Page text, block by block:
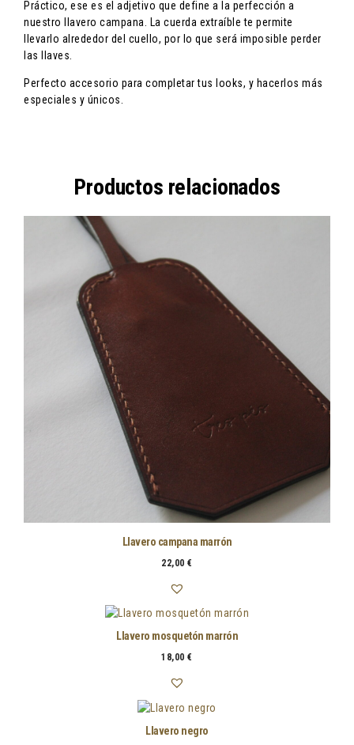
Práctico, ese es el adjetivo que define a la perfección a
nuestro llavero campana. La cuerda extraíble te permite
llevarlo alrededor del cuello, por lo que será imposible perder
las llaves.
Perfecto accesorio para completar tus looks, y hacerlos más
especiales y únicos.
Productos relacionados
Llavero campana marrón
22,00€
Llavero mosquetón marrón
18,00€
Llavero negro